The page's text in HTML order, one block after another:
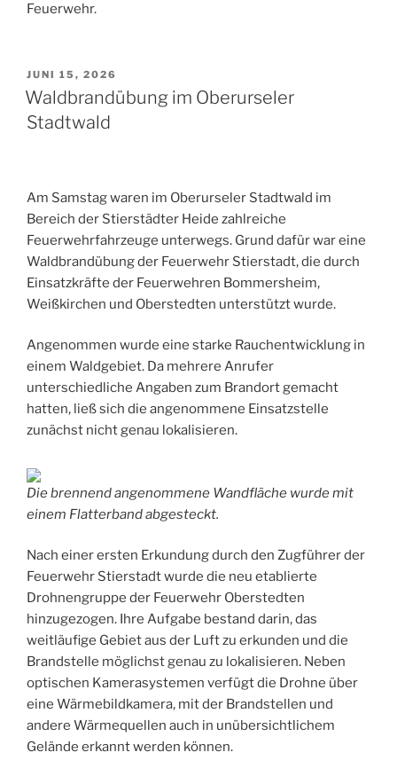
Feuerwehr.
VERÖFFENTLICHT
AM
JUNI 15, 2026
Waldbrandübung im Oberurseler
Stadtwald
Am Samstag waren im Oberurseler Stadtwald im
Bereich der Stierstädter Heide zahlreiche
Feuerwehrfahrzeuge unterwegs. Grund dafür war eine
Waldbrandübung der Feuerwehr Stierstadt, die durch
Einsatzkräfte der Feuerwehren Bommersheim,
Weißkirchen und Oberstedten unterstützt wurde.
Angenommen wurde eine starke Rauchentwicklung in
einem Waldgebiet. Da mehrere Anrufer
unterschiedliche Angaben zum Brandort gemacht
hatten, ließ sich die angenommene Einsatzstelle
zunächst nicht genau lokalisieren.
Die brennend angenommene Wandfläche wurde mit
einem Flatterband abgesteckt.
Nach einer ersten Erkundung durch den Zugführer der
Feuerwehr Stierstadt wurde die neu etablierte
Drohnengruppe der Feuerwehr Oberstedten
hinzugezogen. Ihre Aufgabe bestand darin, das
weitläufige Gebiet aus der Luft zu erkunden und die
Brandstelle möglichst genau zu lokalisieren. Neben
optischen Kamerasystemen verfügt die Drohne über
eine Wärmebildkamera, mit der Brandstellen und
andere Wärmequellen auch in unübersichtlichem
Gelände erkannt werden können.